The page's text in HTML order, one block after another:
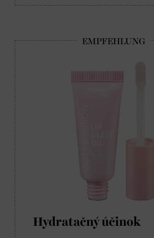
Hydratačný účinok